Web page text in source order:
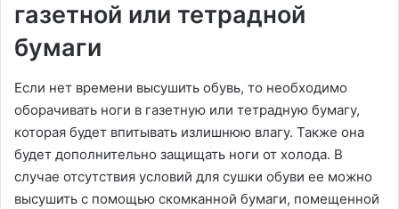
газетной или тетрадной
бумаги
Если нет времени высушить обувь, то необходимо
оборачивать ноги в газетную или тетрадную бумагу,
которая будет впитывать излишнюю влагу. Также она
будет дополнительно защищать ноги от холода. В
случае отсутствия условий для сушки обуви ее можно
высушить с помощью скомканной бумаги, помещенной